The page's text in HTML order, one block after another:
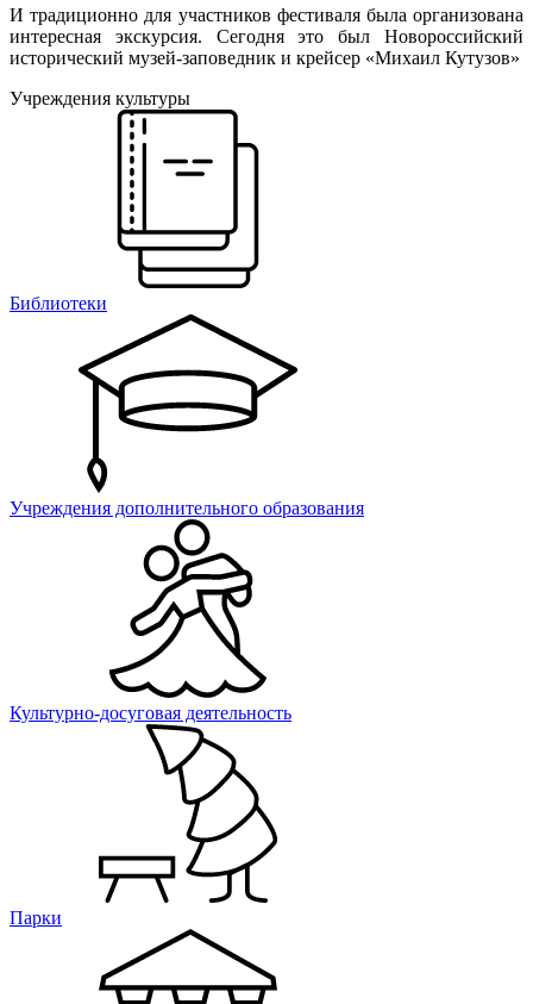
И традиционно для участников фестиваля была организована
интересная экскурсия. Сегодня это был Новороссийский
исторический музей-заповедник и крейсер «Михаил Кутузов»
Учреждения культуры
Библиотеки
Учреждения дополнительного образования
Культурно-досуговая деятельность
Парки